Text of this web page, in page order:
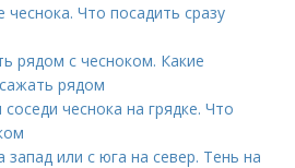
чеснока. Что посадить сразу
рядом с чесноком. Какие
рядом
чеснока на грядке. Что
запад или с юга на север. Тень на